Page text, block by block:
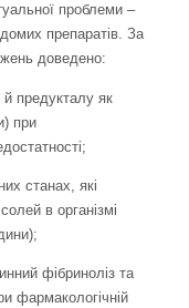
проблеми –
препаратів. За
доведено:
й предукталу як
при
станах, які
в організмі
фібриноліз та
фармакологічній